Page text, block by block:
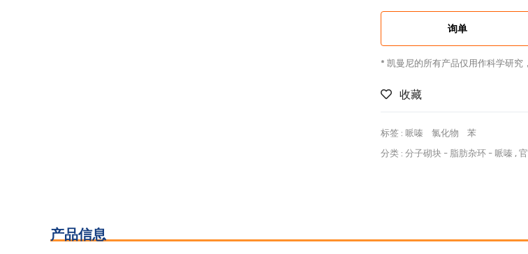
询单
* 凯曼尼的所有产品仅用作科学研究
收藏
标签 : 哌嗪 氯化物
苯
分类 : 分子砌块- 脂肪杂环- 哌嗪,
产品信息